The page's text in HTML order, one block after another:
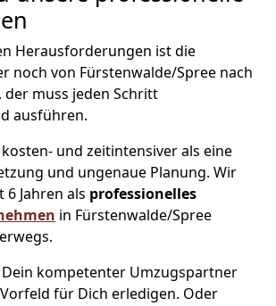
Herausforderungen ist die
noch von Fürstenwalde/Spree nach
der muss jeden Schritt
ausführen.
und zeitintensiver als eine
und ungenaue Planung. Wir
Jahren als professionelles
in Fürstenwalde/Spree
kompetenter Umzugspartner
für Dich erledigen. Oder